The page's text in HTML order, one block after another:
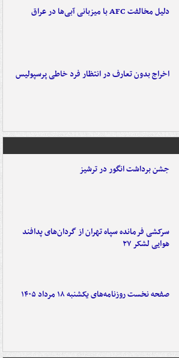
دلیل مخالفت AFC با میزبانی آبی‌ها در عراق
اخراج بدون تعارف در انتظار فرد خاطی پرسپولیس
جشن برداشت انگور در ترشیز
سرکشی فرمانده سپاه تهران از گردان‌های پدافند
هوایی لشکر ۲۷
صفحه نخست روزنامه‌های یکشنبه ۱۸ مرداد ۱۴۰۵